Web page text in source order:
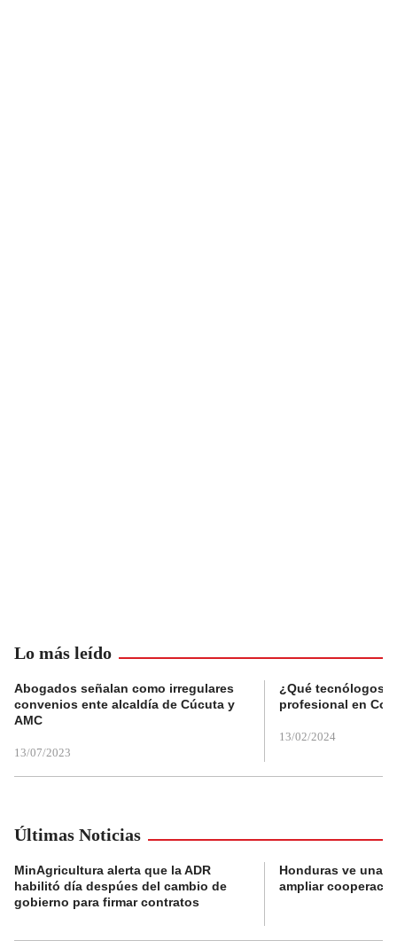
Lo más leído
Abogados señalan como irregulares
convenios ente alcaldía de Cúcuta y
AMC
13/07/2023
¿Qué tecnólogos
profesional en
13/02/2024
Últimas Noticias
MinAgricultura alerta que la ADR
habilitó día despúes del cambio de
gobierno para firmar contratos
Honduras ve una
ampliar